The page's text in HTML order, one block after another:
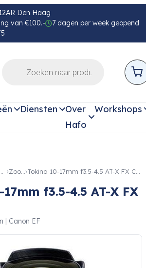
Den Haag
van €100.-
7 dagen per week geopend
Diensten
Over
Hafo
Workshops
Zoom Tokina 10-17mm f3.5-4.5 AT-X FX Canon
f3.5-4.5 AT-X FX
| Canon EF